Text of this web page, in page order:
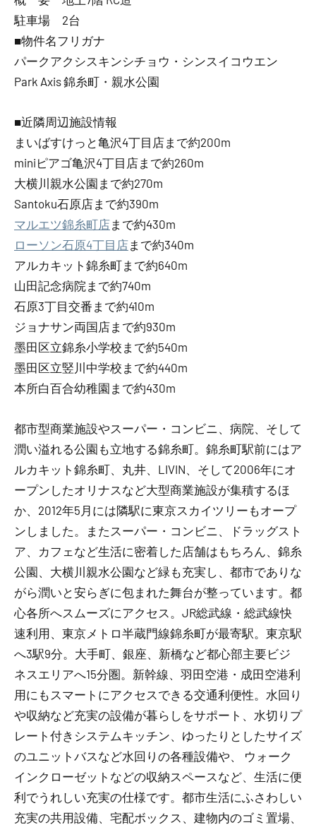
駐車場 2台
■物件名フリガナ
パークアクシスキンシチョウ・シンスイコウエン
Park Axis 錦糸町・親水公園
■近隣周辺施設情報
まいばすけっと亀沢4丁目店まで約200m
miniピアゴ亀沢4丁目店まで約260m
大横川親水公園まで約270m
Santoku石原店まで約390m
マルエツ錦糸町店まで約430m
ローソン石原4丁目店まで約340m
アルカキット錦糸町まで約640m
山田記念病院まで約740m
石原3丁目交番まで約410m
ジョナサン両国店まで約930m
墨田区立錦糸小学校まで約540m
墨田区立竪川中学校まで約440m
本所白百合幼稚園まで約430m
都市型商業施設やスーパー・コンビニ、病院、そして
潤い溢れる公園も立地する錦糸町。錦糸町駅前にはア
ルカキット錦糸町、丸井、LIVIN、そして2006年にオ
ープンしたオリナスなど大型商業施設が集積するほ
か、2012年5月には隣駅に東京スカイツリーもオープ
ンしました。またスーパー・コンビニ、ドラッグスト
ア、カフェなど生活に密着した店舗はもちろん、錦糸
公園、大横川親水公園など緑も充実し、都市でありな
がら潤いと安らぎに包まれた舞台が整っています。都
心各所へスムーズにアクセス。JR総武線・総武線快
速利用、東京メトロ半蔵門線錦糸町が最寄駅。東京駅
へ3駅9分。大手町、銀座、新橋など都心部主要ビジ
ネスエリアへ15分圏。新幹線、羽田空港・成田空港利
用にもスマートにアクセスできる交通利便性。水回り
や収納など充実の設備が暮らしをサポート、水切りプ
レート付きシステムキッチン、ゆったりとしたサイズ
のユニットバスなど水回りの各種設備や、 ウォーク
インクローゼットなどの収納スペースなど、生活に便
利でうれしい充実の仕様です。都市生活にふさわしい
充実の共用設備、宅配ボックス、建物内のゴミ置場、